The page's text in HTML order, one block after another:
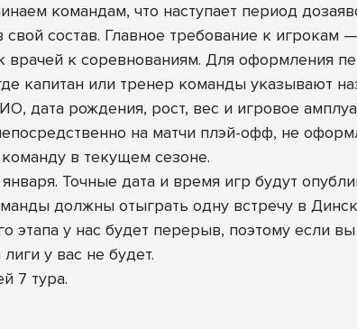
командам, что наступает период
состав. Главное требование к игрокам
к соревнованиям. Для оформления
капитан или тренер команды указывают
дата рождения, рост, вес и игровое
на матчи плэй-офф, не
в текущем сезоне.
Точные дата и время игр будут
должны отыграть одну встречу в
этапа у нас будет перерыв, поэтому если
у вас не будет.
7 тура.